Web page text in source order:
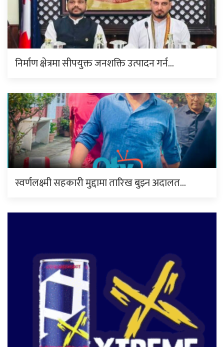
निर्माण क्षेत्रमा सीपयुक्त जनशक्ति उत्पादन गर्न…
स्वर्णलक्ष्मी सहकारी मुद्दामा तारिख बुझ्न अदालत…